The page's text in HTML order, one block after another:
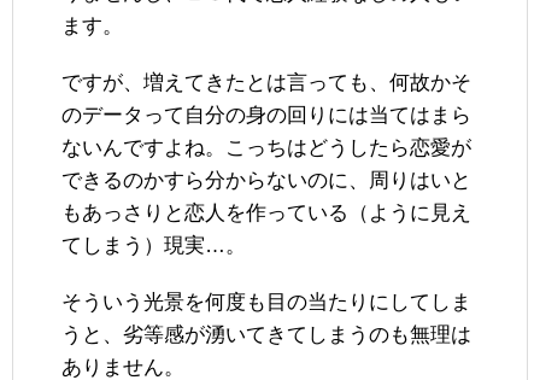
ます。
ですが、増えてきたとは言っても、何故かそ
のデータって自分の身の回りには当てはまら
ないんですよね。こっちはどうしたら恋愛が
できるのかすら分からないのに、周りはいと
もあっさりと恋人を作っている（ように見え
てしまう）現実…。
そういう光景を何度も目の当たりにしてしま
うと、劣等感が湧いてきてしまうのも無理は
ありません。